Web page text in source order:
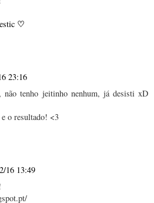
♡
23:16
não tenho jeitinho nenhum, já desisti xD
o resultado! <3
16 13:49